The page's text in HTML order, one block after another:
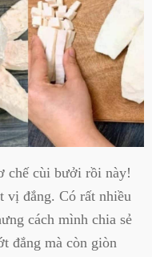
chế cùi bưởi rồi này!
vị đắng. Có rất nhiều
cách mình chia sẻ
đắng mà còn giòn